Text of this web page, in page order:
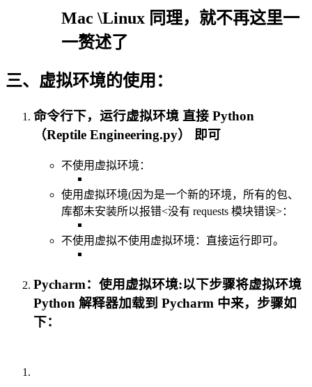
Mac \Linux 同理，就不再这里一
一赘述了
三、虚拟环境的使用：
命令行下，运行虚拟环境 直接 Python
（Reptile Engineering.py） 即可
不使用虚拟环境：
使用虚拟环境(因为是一个新的环境，所有的包、
库都未安装所以报错<没有 requests 模块错误>：
不使用虚拟不使用虚拟环境：直接运行即可。
Pycharm：使用虚拟环境:以下步骤将虚拟环境
Python 解释器加载到 Pycharm 中来，步骤如
下：